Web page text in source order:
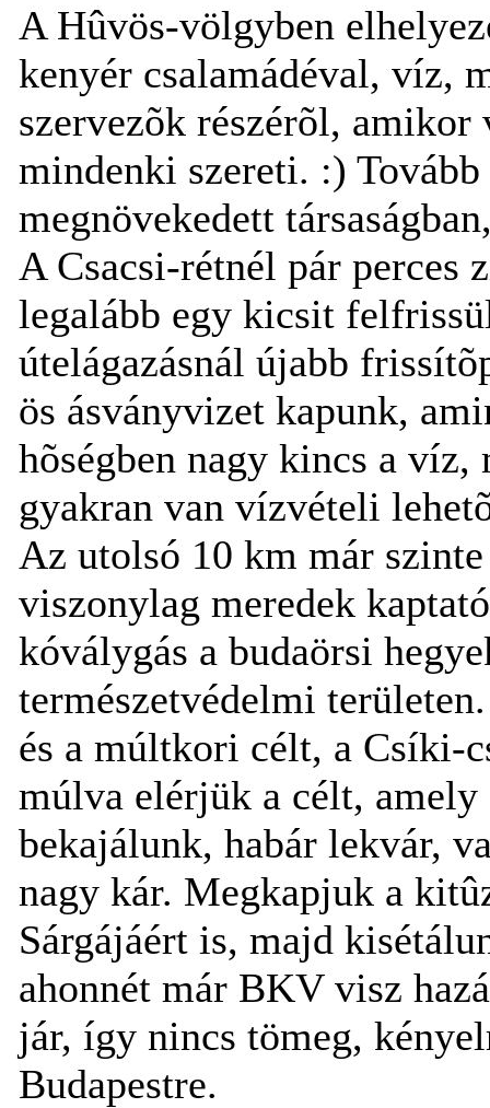
A Hûvös-völgyben
kenyér csalamádéval, víz,
szervezõk részérõl, amikor
mindenki szereti. :)
megnövekedett
A Csacsi-rétnél pár perces
legalább egy kicsit
útelágazásnál újabb
ös ásványvizet kapunk,
hõségben nagy kincs a víz,
gyakran van vízvételi
Az utolsó 10 km már
viszonylag meredek
kóválygás a budaörsi
természetvédelmi
és a múltkori célt, a Csíki-
múlva elérjük a célt,
bekajálunk, habár lekvár,
nagy kár. Megkapjuk a
Sárgájáért is, majd
ahonnét már BKV visz
jár, így nincs tömeg,
Budapestre.